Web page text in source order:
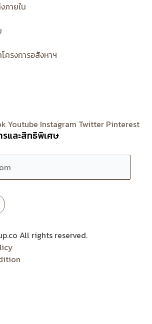
ภายใน
รงการอสังหาฯ
Youtube Instagram Twitter Pinterest
รและสิทธิพิเศษ
All rights reserved.